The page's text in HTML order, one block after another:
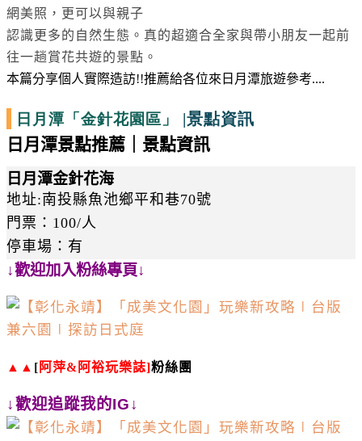
網美照，更可以與親子
認識更多的自然生態。 真的超適合全家與帶小朋友一起前
往一趟賞花共遊的景點。
本篇分享個人實際造訪!!推薦給各位來日月潭旅遊參考....
日月潭 「金針花園區」 |景點資訊
日月潭景點推薦｜景點資訊
日月潭金針花海
地址:南投縣魚池鄉平和巷70號
門票： 100/人
停車場：有
↓歡迎加入粉絲專頁↓
▲▲ [ 阿萍& 阿裕玩樂誌]粉絲團
↓歡迎追蹤我的IG↓